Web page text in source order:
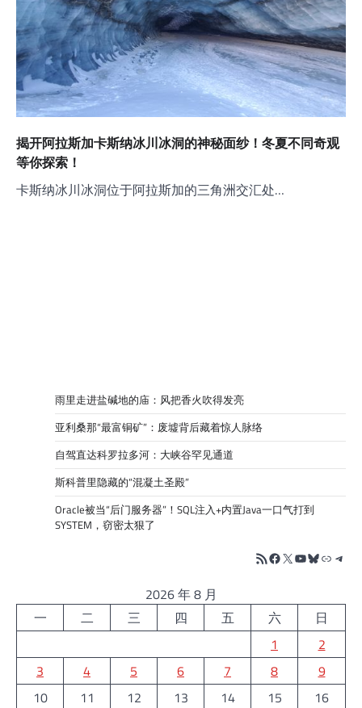
揭开阿拉斯加卡斯纳冰川冰洞的神秘面纱！冬夏不同奇观
等你探索！
卡斯纳冰川冰洞位于阿拉斯加的三角洲交汇处…
雨里走进盐碱地的庙：风把香火吹得发亮
亚利桑那“最富铜矿”：废墟背后藏着惊人脉络
自驾直达科罗拉多河：大峡谷罕见通道
斯科普里隐藏的“混凝土圣殿”
Oracle被当“后门服务器”！SQL注入+内置Java一口气打到
SYSTEM，窃密太狠了
RSS FeedFacebook
X YouTube
Bluesky
链接
2026 年 8 月
一
二 三 四 五 六
日
1
2
3
4 5 6 7 8
9
10
11 12 13 14 15
16